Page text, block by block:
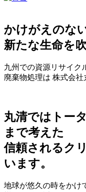
かけがえのな
新たな生命を
九州での資源リサイク
廃棄物処理は 株式会社
丸清ではトー
まで考えた
信頼されるク
います。
地球が悠久の時をかけ